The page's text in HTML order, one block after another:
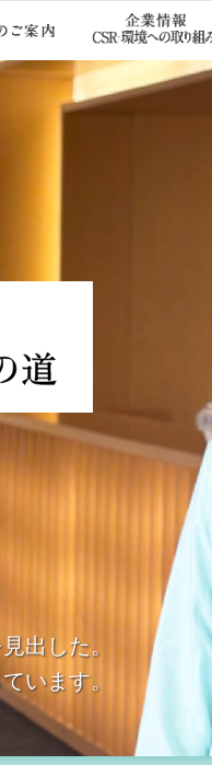
出した。
います。